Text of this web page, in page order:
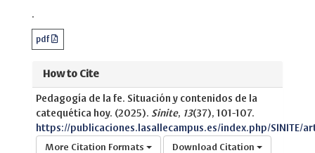
.
pdf
How to Cite
Pedagogía de la fe. Situación y contenidos de la
catequética hoy. (2025). Sinite, 13(37), 101-107.
https://publicaciones.lasallecampus.es/index.php/SINITE/
More Citation Formats Download Citation